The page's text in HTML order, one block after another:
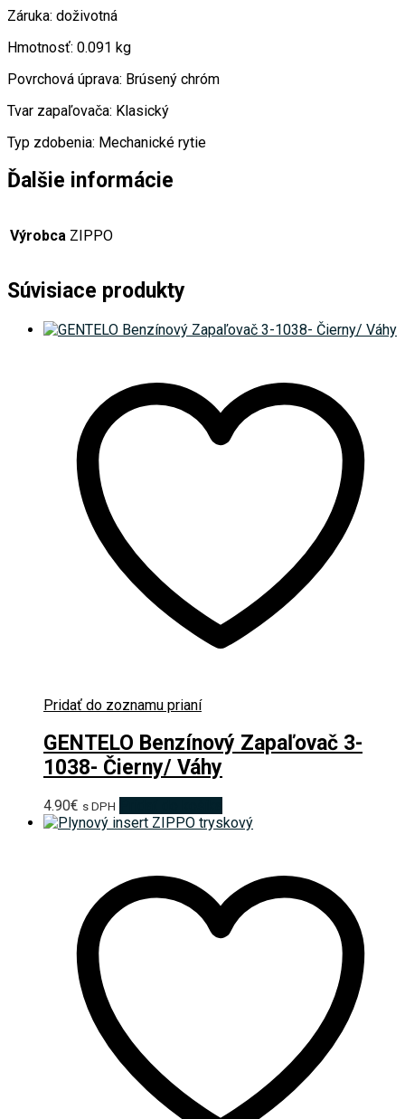
Záruka: doživotná
Hmotnosť: 0.091 kg
Povrchová úprava: Brúsený chróm
Tvar zapaľovača: Klasický
Typ zdobenia: Mechanické rytie
Ďalšie informácie
Výrobca ZIPPO
Súvisiace produkty
Pridať do zoznamu prianí
GENTELO Benzínový Zapaľovač 3-
1038- Čierny/ Váhy
4.90€ s DPH